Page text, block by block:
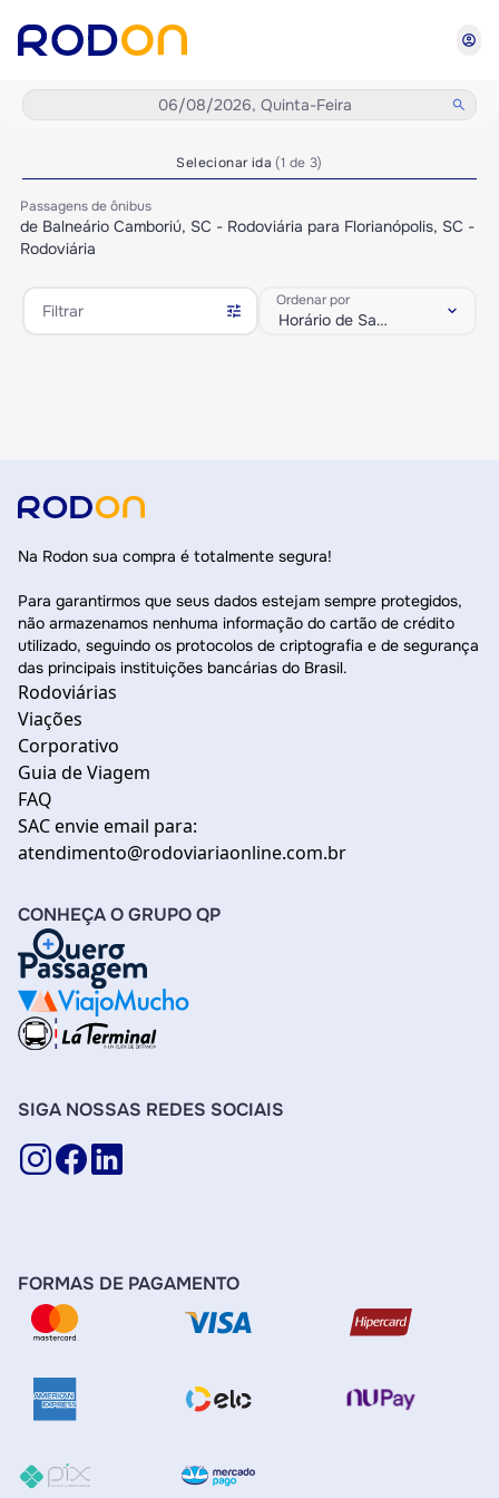
account_circle
06/08/2026, Quinta-Feira search
Selecionar ida(1 de 3)
Passagens de ônibus
de Balneário Camboriú, SC - Rodoviária para Florianópolis, SC -
Rodoviária
Filtrar tune Ordenar por
Horário de Saída keyboard_arrow_down
Na Rodon sua compra é totalmente segura!
Para garantirmos que seus dados estejam sempre protegidos,
não armazenamos nenhuma informação do cartão de crédito
utilizado, seguindo os protocolos de criptografia e de segurança
das principais instituições bancárias do Brasil.
Rodoviárias
Viações
Corporativo
Guia de Viagem
FAQ
SAC envie email para:
atendimento@rodoviariaonline.com.br
CONHEÇA O GRUPO QP
SIGA NOSSAS REDES SOCIAIS
FORMAS DE PAGAMENTO